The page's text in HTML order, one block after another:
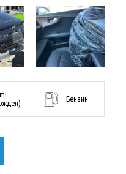
Бензин